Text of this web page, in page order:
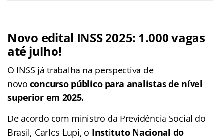
Novo edital INSS 2025: 1.000 vagas
até julho!
O INSS já trabalha na perspectiva de
novo concurso público para analistas de nível
superior em 2025.
De acordo com ministro da Previdência Social do
Brasil, Carlos Lupi, o Instituto Nacional do